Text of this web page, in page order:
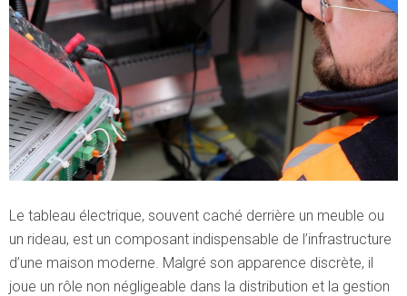
Le tableau électrique, souvent caché derrière un meuble ou
un rideau, est un composant indispensable de l’infrastructure
d’une maison moderne. Malgré son apparence discrète, il
joue un rôle non négligeable dans la distribution et la gestion